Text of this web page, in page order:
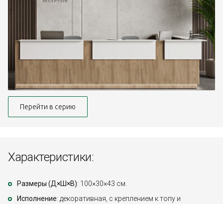
Перейти в серию
Характеристики:
Размеры (Д×Ш×В): 100×30×43 см.
Исполнение: декоративная, с креплением к топу и